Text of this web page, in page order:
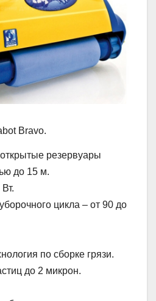
Bravo.
резервуары
до 15 м.
цикла – от 90 до
по сборке грязи.
до 2 микрон.